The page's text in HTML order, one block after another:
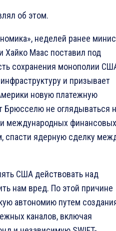
об этом.
неделей ранее
Хайко Маас поставил под
сохранения монополии
и призывает
новую платежную
Брюсселю не оглядываться
международных финансовых
спасти ядерную сделку
США действовать над
нам вред. По этой причине
автономию путем
каналов, включая